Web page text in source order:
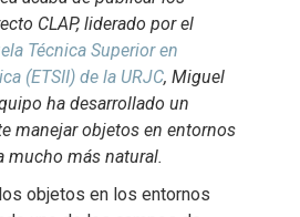
CLAP, liderado por el
Técnica Superior en
(ETSII) de la URJC, Miguel
ha desarrollado un
manejar objetos en entornos
mucho más natural.
objetos en los entornos